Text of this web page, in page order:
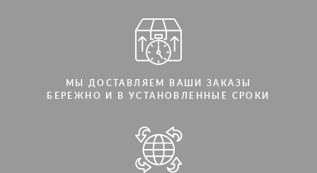
МЫ ДОСТАВЛЯЕМ ВАШИ ЗАКАЗЫ
БЕРЕЖНО И В УСТАНОВЛЕННЫЕ СРОКИ